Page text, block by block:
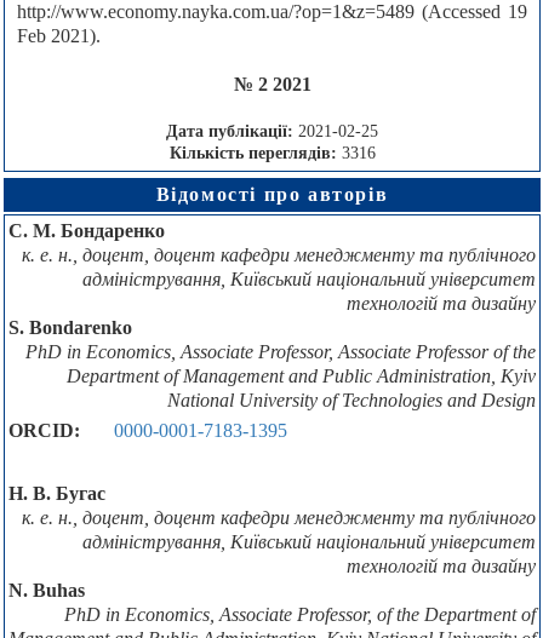
http://www.economy.nayka.com.ua/?op=1&z=5489 (Accessed 19
Feb 2021).
№ 2 2021
Дата публікації: 2021-02-25
Кількість переглядів: 3316
Відомості про авторів
С. М. Бондаренко
к. е. н., доцент, доцент кафедри менеджменту та публічного
адміністрування, Київський національний університет
технологій та дизайну
S. Bondarenko
PhD in Economics, Associate Professor, Associate Professor of the
Department of Management and Public Administration, Kyiv
National University of Technologies and Design
ORCID:
0000-0001-7183-1395
Н. В. Бугас
к. е. н., доцент, доцент кафедри менеджменту та публічного
адміністрування, Київський національний університет
технологій та дизайну
N. Buhas
PhD in Economics, Associate Professor, of the Department of